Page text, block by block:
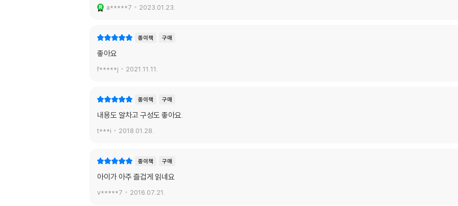
a*****7 2023.01.23.
종이책 구매
좋아요
f*****j 2021.11.11.
종이책 구매
내용도 알차고 구성도 좋아요.
t***i 2018.01.28.
종이책 구매
아이가 아주 즐겁게 읽네요
v*****7 2016.07.21.